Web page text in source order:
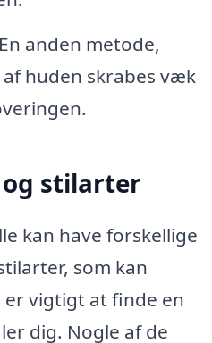
En anden metode,
huden skrabes væk
og stilarter
kan have forskellige
som kan
vigtigt at finde en
dig. Nogle af de